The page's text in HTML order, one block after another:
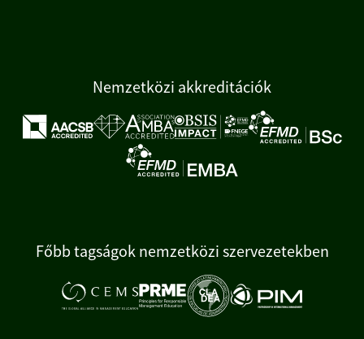
Nemzetközi akkreditációk
Főbb tagságok nemzetközi szervezetekben